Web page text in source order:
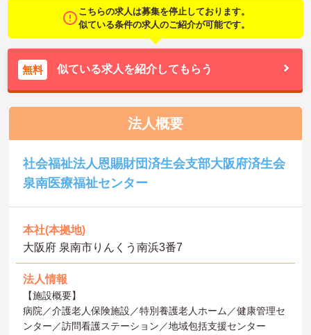
こちらの求人は募集を停止しております。
似ている条件の求人のご紹介が可能です。
無料 似ている求人を紹介してもらう
法人概要
社会福祉法人恩賜財団済生会支部大阪府済生会
泉南医療福祉センター
本社(本拠地)
大阪府 泉南市りんくう南浜3番7
法人情報
【施設概要】
病院／介護老人保険施設／特別養護老人ホーム／健康管理セ
ンター／訪問看護ステーション／地域包括支援センター